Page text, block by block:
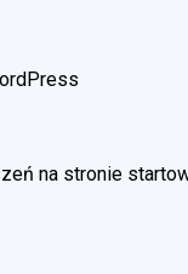
na stronie